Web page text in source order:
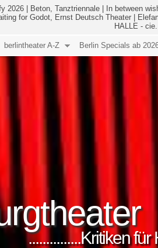
2026 Beton, Tanztriennale In between
for Godot, Ernst Deutsch Theater
HALLE -
...............Kritiken
berlintheater A-Z Berlin Specials ab